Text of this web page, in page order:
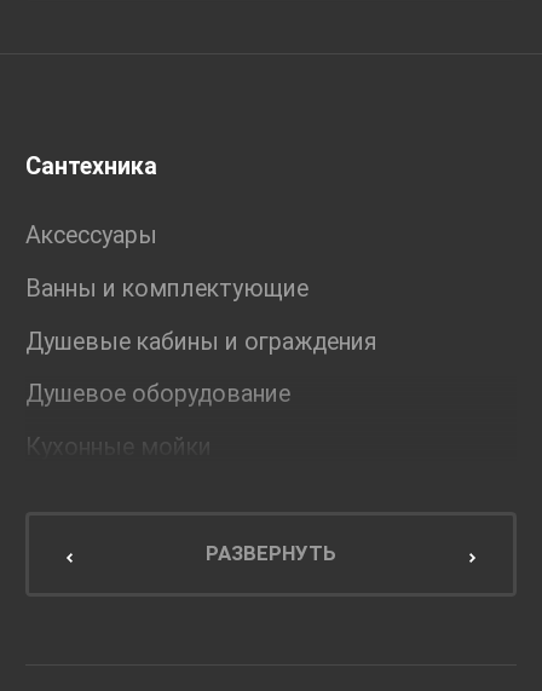
Сантехника
Аксессуары
Ванны и комплектующие
Душевые кабины и ограждения
Душевое оборудование
Кухонные мойки
Мебель для кухниРАЗВЕРНУТЬ